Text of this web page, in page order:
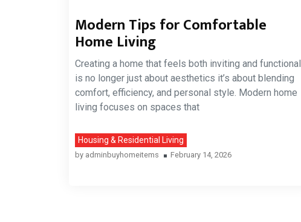
Modern Tips for Comfortable
Home Living
Creating a home that feels both inviting and functional
is no longer just about aesthetics it’s about blending
comfort, efficiency, and personal style. Modern home
living focuses on spaces that
Housing & Residential Living
by adminbuyhomeitems February 14, 2026